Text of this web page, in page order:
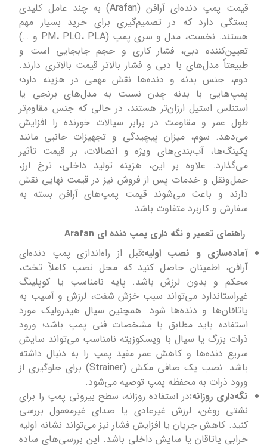
قیمت پمپ دنده‌ای آرافن (Arafan) به چند عامل کلیدی
بستگی دارد که در تصمیم‌گیری برای خرید بسیار مهم
هستند. نخست، مدل و سری پمپ (PM، PLO، PLA و …)
تعیین‌کننده دبی، فشار کاری و حجم جابجایی است و
طبیعتاً مدل‌های با دبی و فشار بالاتر قیمت بالاتری دارند.
دوم، جنس بدنه و دنده‌ها نقش مهمی در هزینه دارد؛
پمپ‌هایی با بدنه چدن نسبت به مدل‌های برنجی یا
استنلس استیل ارزان‌تر هستند، در حالی که جنس مقاوم‌تر
طول عمر و مقاومت در برابر سیالات خورنده را افزایش
می‌دهد. سوم، میزان پیچیدگی و تجهیزات جانبی مانند
پکینگ‌ها، آب‌بندی‌های ویژه و اتصالات، بر قیمت تأثیر
می‌گذارد. علاوه بر این، هزینه تولید داخلی، نرخ ارز،
حمل‌ونقل و خدمات پس از فروش نیز در قیمت نهایی نقش
دارند و باعث می‌شوند قیمت پمپ‌های آرافن بسته به
سفارش و کاربرد متفاوت باشد.
راهنمای تعمیر و نگه داری پمپ دنده ای Arafan
آماده‌سازی و نصب اولیه:قبل از راه‌اندازی پمپ دنده‌ای
آرافن، اطمینان حاصل کنید که محل نصب کاملاً تخت،
محکم و بدون لرزش باشد. پایه نامناسب یا کوپلینگ
غیراستاندارد می‌تواند سبب خزش شفت، لرزش و آسیب به
یاتاقان‌ها و دنده‌ها شود. همچنین سیال هیدرولیک مورد
استفاده باید مطابق با مشخصات فنی پمپ باشد؛ ورود
ذرات بزرگ یا سیال با ویسکوزیته نامناسب می‌تواند سایش
سریع دنده‌ها و کاهش عمر مفید پمپ را به دنبال داشته
باشد. نصب یک صافی مکش (Strainer) برای جلوگیری از
ورود ذرات به محفظه پمپ توصیه می‌شود.
نگه‌داری روزانه:در استفاده روزانه، سطح بیرونی پمپ را برای
نشتی روغن، لرزش غیرعادی یا صدای غیرمعمول بررسی
کنید. کاهش جریان یا افزایش فشار نیز می‌تواند نشانه اولیه
خرابی یاتاقان یا سایش داخلی باشد. این بررسی‌های ساده